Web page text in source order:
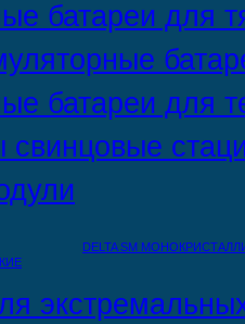
батареи для
батареи для
свинцовые
DELTA SM